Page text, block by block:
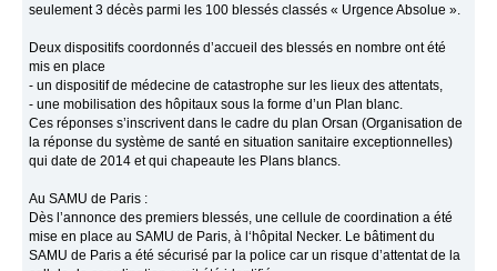
seulement 3 décès parmi les 100 blessés classés « Urgence Absolue ».
Deux dispositifs coordonnés d’accueil des blessés en nombre ont été
mis en place
- un dispositif de médecine de catastrophe sur les lieux des attentats,
- une mobilisation des hôpitaux sous la forme d’un Plan blanc.
Ces réponses s’inscrivent dans le cadre du plan Orsan (Organisation de
la réponse du système de santé en situation sanitaire exceptionnelles)
qui date de 2014 et qui chapeaute les Plans blancs.
Au SAMU de Paris :
Dès l’annonce des premiers blessés, une cellule de coordination a été
mise en place au SAMU de Paris, à l‘hôpital Necker. Le bâtiment du
SAMU de Paris a été sécurisé par la police car un risque d’attentat de la